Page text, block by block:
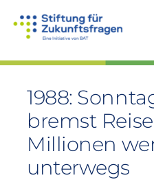
Inhalt
1988:
bremst
Millionen
unterwegs